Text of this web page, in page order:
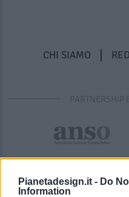
Pianetadesign.it - Do
Information
CHI SIAMO
PARTNERSHIP